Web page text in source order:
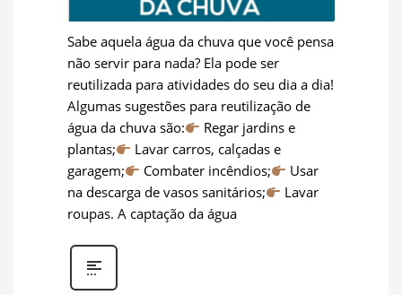
Sabe aquela água da chuva que você pensa
não servir para nada? Ela pode ser
reutilizada para atividades do seu dia a dia!
Algumas sugestões para reutilização de
água da chuva são:
Regar jardins e
plantas;
Lavar carros, calçadas e
garagem;
Combater incêndios;
Usar
na descarga de vasos sanitários;
Lavar
roupas. A captação da água